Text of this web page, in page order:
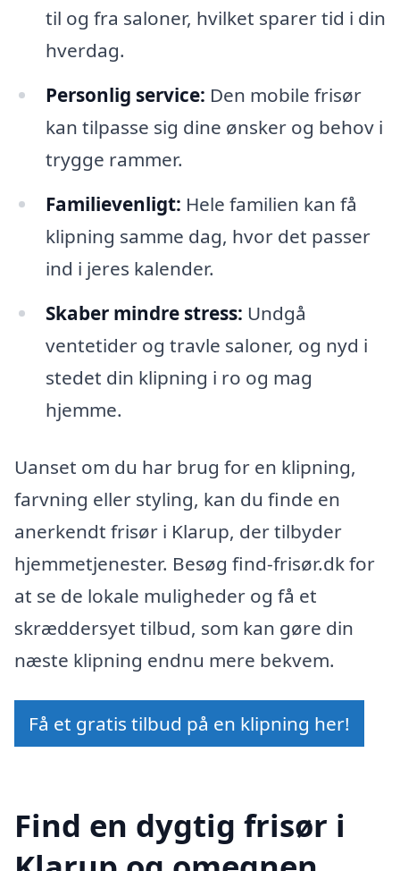
til og fra saloner, hvilket sparer tid i din
hverdag.
Personlig service: Den mobile frisør
kan tilpasse sig dine ønsker og behov i
trygge rammer.
Familievenligt: Hele familien kan få
klipning samme dag, hvor det passer
ind i jeres kalender.
Skaber mindre stress: Undgå
ventetider og travle saloner, og nyd i
stedet din klipning i ro og mag
hjemme.
Uanset om du har brug for en klipning,
farvning eller styling, kan du finde en
anerkendt frisør i Klarup, der tilbyder
hjemmetjenester. Besøg find-frisør.dk for
at se de lokale muligheder og få et
skræddersyet tilbud, som kan gøre din
næste klipning endnu mere bekvem.
Få et gratis tilbud på en klipning her!
Find en dygtig frisør i